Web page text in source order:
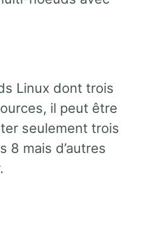
Linux dont trois
il peut être
seulement trois
8 mais d’autres